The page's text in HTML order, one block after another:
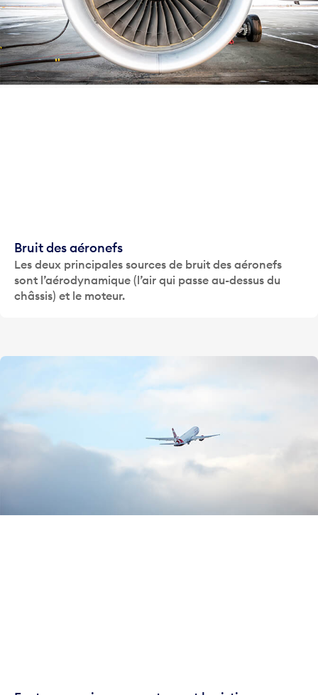
Bruit des aéronefs
Les deux principales sources de bruit des aéronefs
sont l’aérodynamique (l’air qui passe au-dessus du
châssis) et le moteur.